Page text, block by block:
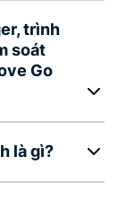
trình
soát
Go
là gì?